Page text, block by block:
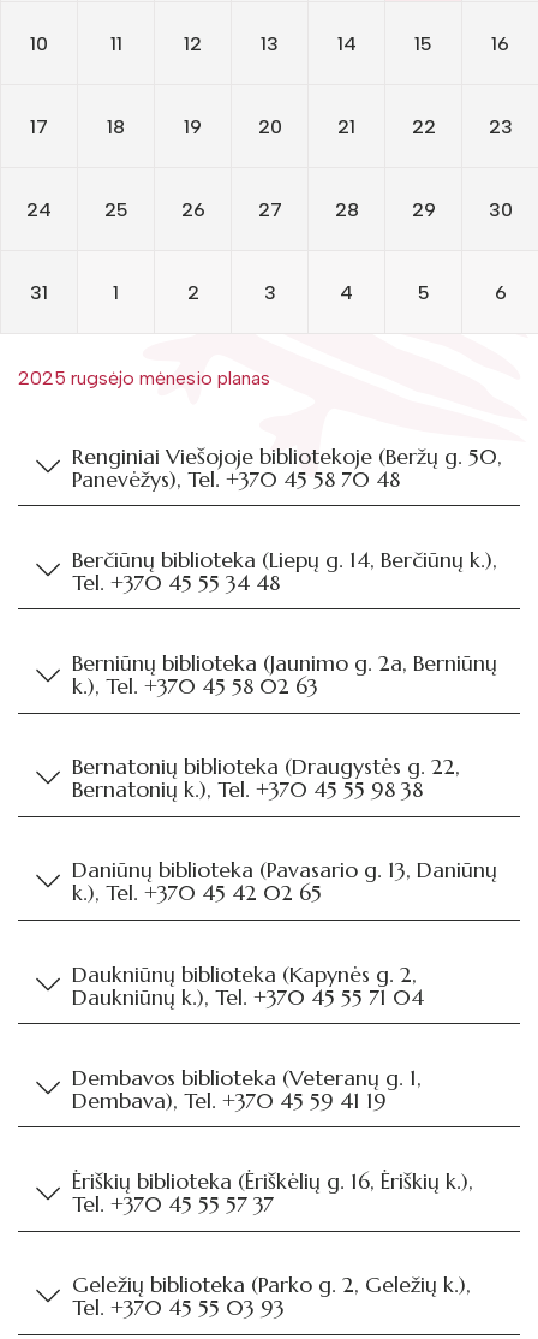
Klubai
Literatų klubas „Polėkis“
Balandis
Vasaris
10 11 12 13 14 15 16
17 18 19 20 21 22 23
24 25 26 27 28 29 30
31 1 2 3 4 5 6
2025 rugsėjo mėnesio planas
Renginiai Viešojoje bibliotekoje (Beržų g. 50,
Panevėžys), Tel. +370 45 58 70 48
Berčiūnų biblioteka (Liepų g. 14, Berčiūnų k.),
Tel. +370 45 55 34 48
Berniūnų biblioteka (Jaunimo g. 2a, Berniūnų
k.), Tel. +370 45 58 02 63
Bernatonių biblioteka (Draugystės g. 22,
Bernatonių k.), Tel. +370 45 55 98 38
Daniūnų biblioteka (Pavasario g. 13, Daniūnų
k.), Tel. +370 45 42 02 65
Daukniūnų biblioteka (Kapynės g. 2,
Daukniūnų k.), Tel. +370 45 55 71 04
Dembavos biblioteka (Veteranų g. 1,
Dembava), Tel. +370 45 59 41 19
Ėriškių biblioteka (Ėriškėlių g. 16, Ėriškių k.),
Tel. +370 45 55 57 37
Geležių biblioteka (Parko g. 2, Geležių k.),
Tel. +370 45 55 03 93